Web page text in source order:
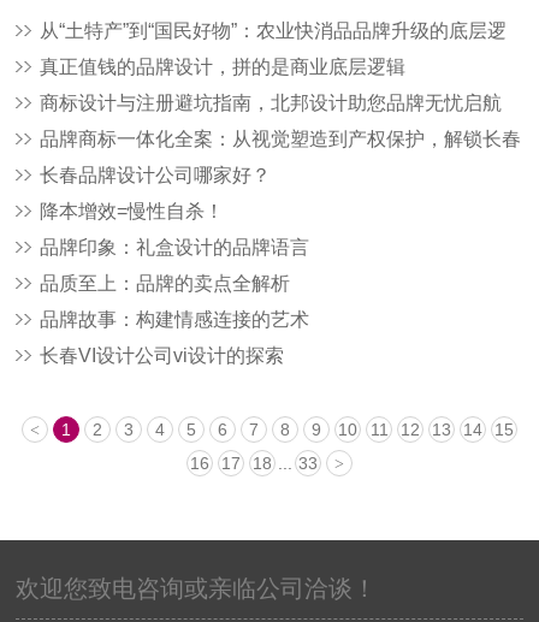
从“土特产”到“国民好物”：农业快消品品牌升级的底层逻
辑与实战打法
真正值钱的品牌设计，拼的是商业底层逻辑
商标设计与注册避坑指南，北邦设计助您品牌无忧启航
品牌商标一体化全案：从视觉塑造到产权保护，解锁长春
企业品牌增长新路径
长春品牌设计公司哪家好？
降本增效=慢性自杀！
品牌印象：礼盒设计的品牌语言
品质至上：品牌的卖点全解析
品牌故事：构建情感连接的艺术
长春VI设计公司vi设计的探索
< 1 2 3 4 5 6 7 8 9 10 11 12 13 14
15
16
17 18 33 >
欢迎您致电咨询或亲临公司洽谈！